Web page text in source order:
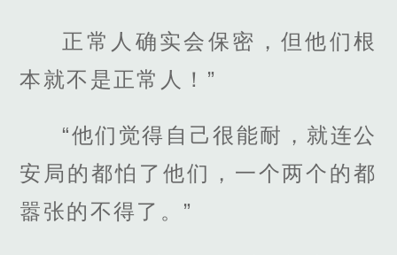
正常人确实会保密，但他们根
本就不是正常人！”
“他们觉得自己很能耐，就连公
安局的都怕了他们，一个两个的都
嚣张的不得了。”